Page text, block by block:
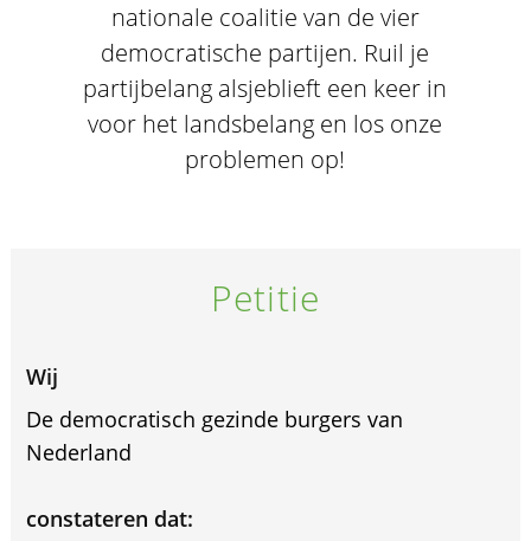
nationale coalitie van de vier
democratische partijen. Ruil je
partijbelang alsjeblieft een keer in
voor het landsbelang en los onze
problemen op!
Petitie
Wij
De democratisch gezinde burgers van
Nederland
constateren dat: